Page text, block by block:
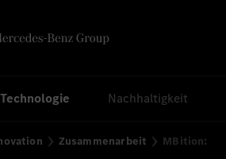
Technologie Nachhaltigkeit
Zusammenarbeit MBition: